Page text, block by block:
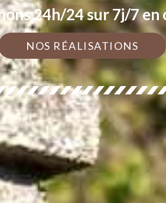
24h/24 sur 7j/7 en
NOS RÉALISATIONS